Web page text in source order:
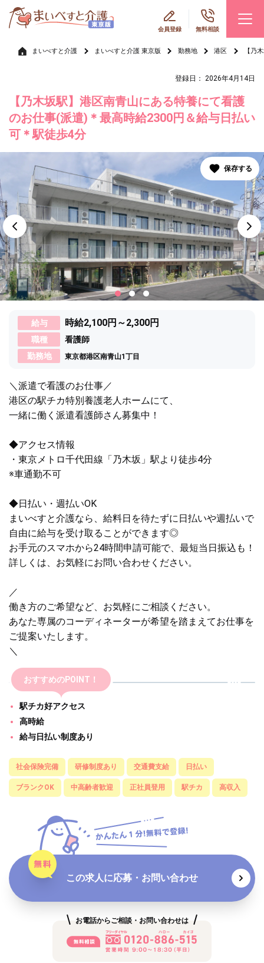
会員登録 無料相談
まいべすと介護 まいべすと介護 東京版 勤務地 港区 【乃
登録日： 2026年4月14日
【乃木坂駅】港区南青山にある特養にて看護
のお仕事(派遣)＊最高時給2300円＆給与日払い
可＊駅徒歩4分
給与 時給2,100円～2,300円
職種
看護師
勤務地
東京都港区南青山1丁目
＼派遣で看護のお仕事／
港区の駅チカ特別養護老人ホームにて、
一緒に働く派遣看護師さん募集中！
◆アクセス情報
・東京メトロ千代田線「乃木坂」駅より徒歩4分
※車通勤不可
◆日払い・週払いOK
まいべすと介護なら、給料日を待たずに日払いや週払いで
自由に給与を受け取ることができます◎
お手元のスマホから24時間申請可能で、最短当日振込も！
詳しくは、お気軽にお問い合わせください。
／
働き方のご希望など、お気軽にご相談ください。
あなた専属のコーディネーターが希望を踏まえてお仕事を
ご提案いたします。
＼
おすすめのPOINT！
駅チカ好アクセス
高時給
給与日払い制度あり
社会保険完備 研修制度あり 交通費支給 日払い
ブランクOK 中高齢者歓迎 正社員登用 駅チカ 高収入
この求人に応募・お問い合わせ
お電話からご相談・お問い合わせは